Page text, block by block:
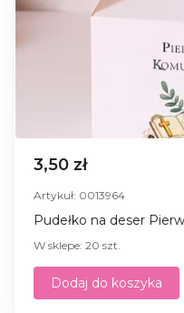
3,50 zł
Artykuł: 0013964
Pudełko na deser
W sklepe: 20 szt.
Dodaj do koszyka